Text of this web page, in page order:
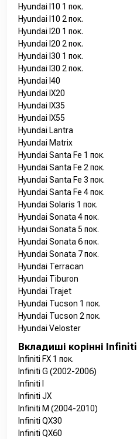
Hyundai I10 1 пок.
Hyundai I10 2 пок.
Hyundai I20 1 пок.
Hyundai I20 2 пок.
Hyundai I30 1 пок.
Hyundai I30 2 пок.
Hyundai I40
Hyundai IX20
Hyundai IX35
Hyundai IX55
Hyundai Lantra
Hyundai Matrix
Hyundai Santa Fe 1 пок.
Hyundai Santa Fe 2 пок.
Hyundai Santa Fe 3 пок.
Hyundai Santa Fe 4 пок.
Hyundai Solaris 1 пок.
Hyundai Sonata 4 пок.
Hyundai Sonata 5 пок.
Hyundai Sonata 6 пок.
Hyundai Sonata 7 пок.
Hyundai Terracan
Hyundai Tiburon
Hyundai Trajet
Hyundai Tucson 1 пок.
Hyundai Tucson 2 пок.
Hyundai Veloster
Вкладиші корінні Infiniti
Infiniti FX 1 пок.
Infiniti G (2002-2006)
Infiniti I
Infiniti JX
Infiniti M (2004-2010)
Infiniti QX30
Infiniti QX60